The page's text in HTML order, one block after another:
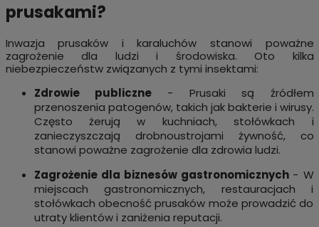
prusakami?
Inwazja prusaków i karaluchów stanowi poważne
zagrożenie dla ludzi i środowiska. Oto kilka
niebezpieczeństw związanych z tymi insektami:
Zdrowie publiczne- Prusaki są źródłem
przenoszenia patogenów, takich jak bakterie i wirusy.
Często żerują w kuchniach, stołówkach i
zanieczyszczają drobnoustrojami żywność, co
stanowi poważne zagrożenie dla zdrowia ludzi.
Zagrożenie dla biznesów gastronomicznych - W
miejscach gastronomicznych, restauracjach i
stołówkach obecność prusaków może prowadzić do
utraty klientów i zaniżenia reputacji.